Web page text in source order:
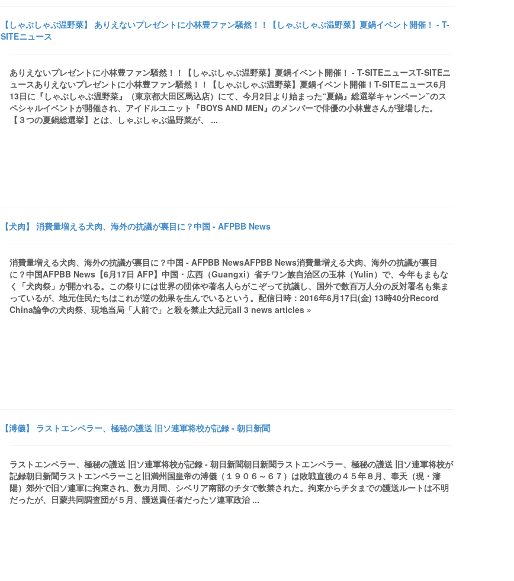
【しゃぶしゃぶ温野菜】 ありえないプレゼントに小林豊ファン騒然！！【しゃぶしゃぶ温野菜】夏鍋イベント開催！ - T-
SITEニュース
ありえないプレゼントに小林豊ファン騒然！！【しゃぶしゃぶ温野菜】夏鍋イベント開催！ - T-SITEニュースT-SITEニ
ュースありえないプレゼントに小林豊ファン騒然！！【しゃぶしゃぶ温野菜】夏鍋イベント開催！T-SITEニュース6月
13日に『しゃぶしゃぶ温野菜』（東京都大田区馬込店）にて、今月2日より始まった“夏鍋』総選挙キャンペーン”のス
ペシャルイベントが開催され、アイドルユニット『BOYS AND MEN』のメンバーで俳優の小林豊さんが登場した。
【３つの夏鍋総選挙】とは、しゃぶしゃぶ温野菜が、 ...
【犬肉】 消費量増える犬肉、海外の抗議が裏目に？中国 - AFPBB News
消費量増える犬肉、海外の抗議が裏目に？中国 - AFPBB NewsAFPBB News消費量増える犬肉、海外の抗議が裏目
に？中国AFPBB News【6月17日 AFP】中国・広西（Guangxi）省チワン族自治区の玉林（Yulin）で、今年もまもな
く「犬肉祭」が開かれる。この祭りには世界の団体や著名人らがこぞって抗議し、国外で数百万人分の反対署名も集ま
っているが、地元住民たちはこれが逆の効果を生んでいるという。配信日時：2016年6月17日(金) 13時40分Record
China論争の犬肉祭、現地当局「人前で」と殺を禁止大紀元all 3 news articles »
【溥儀】 ラストエンペラー、極秘の護送 旧ソ連軍将校が記録 - 朝日新聞
ラストエンペラー、極秘の護送 旧ソ連軍将校が記録 - 朝日新聞朝日新聞ラストエンペラー、極秘の護送 旧ソ連軍将校が
記録朝日新聞ラストエンペラーこと旧満州国皇帝の溥儀（１９０６～６７）は敗戦直後の４５年８月、奉天（現・瀋
陽）郊外で旧ソ連軍に拘束され、数カ月間、シベリア南部のチタで軟禁された。拘束からチタまでの護送ルートは不明
だったが、日蒙共同調査団が５月、護送責任者だったソ連軍政治 ...